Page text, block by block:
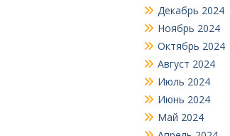
Декабрь 2024
Ноябрь 2024
Октябрь 2024
Август 2024
Июль 2024
Июнь 2024
Май 2024